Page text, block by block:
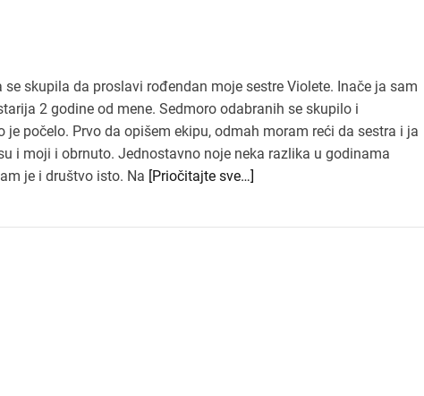
skupila da proslavi rođendan moje sestre Violete. Inače ja sam
2 godine od mene. Sedmoro odabranih se skupilo i
počelo. Prvo da opišem ekipu, odmah moram reći da sestra i ja
i moji i obrnuto. Jednostavno noje neka razlika u godinama
je i društvo isto. Na [Priočitajte sve…]